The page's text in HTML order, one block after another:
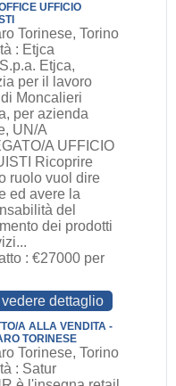
UFFICIO
Torinese, Torino
: Etjca
Etjca,
per il lavoro
Moncalieri
per azienda
UN/A
A UFFICIO
Ricoprire
ruolo vuol dire
ed avere la
del
dei prodotti
: €27000 per
vedere dettaglio
A ALLA VENDITA -
TORINESE
Torinese, Torino
: Satur